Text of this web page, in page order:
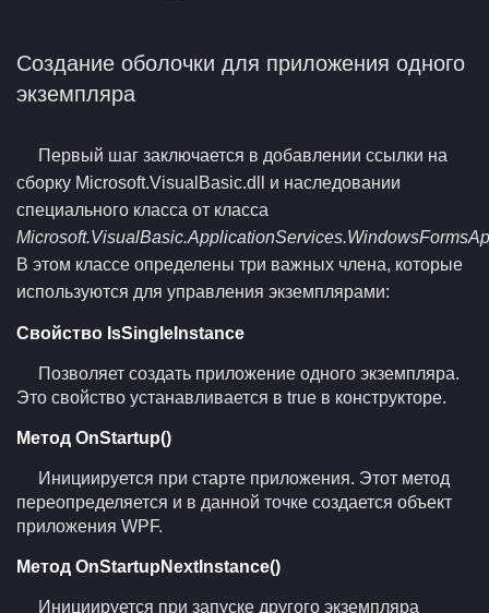
Создание оболочки для приложения одного
экземпляра
Первый шаг заключается в добавлении ссылки на
сборку Microsoft.VisualBasic.dll и наследовании
специального класса от класса
В этом классе определены три важных члена, которые
используются для управления экземплярами:
Свойство IsSingleInstance
Позволяет создать приложение одного экземпляра.
Это свойство устанавливается в true в конструкторе.
Метод OnStartup()
Инициируется при старте приложения. Этот метод
переопределяется и в данной точке создается объект
приложения WPF.
Метод OnStartupNextInstance()
Инициируется при запуске другого экземпляра